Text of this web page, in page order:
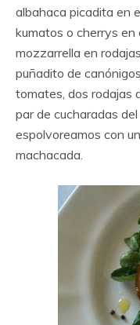
albahaca picadita en
kumatos o cherrys
mozzarrella en
puñadito de
tomates, dos rodajas
par de cucharadas
espolvoreamos con
machacada.